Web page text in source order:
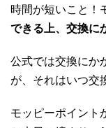
時間が短いこと！
できる上、交換に
公式では交換にか
が、それはいつ交
モッピーポイント